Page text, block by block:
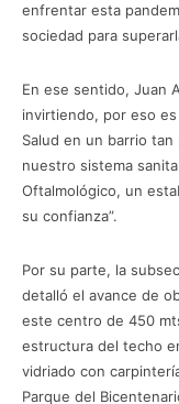
enfrentar esta
sociedad para
En ese sentido, Juan
invirtiendo, por eso
Salud en un barrio
nuestro sistema
Oftalmológico, un
su confianza”.
Por su parte, la
detalló el avance de
este centro de 450
estructura del techo
vidriado con
Parque del